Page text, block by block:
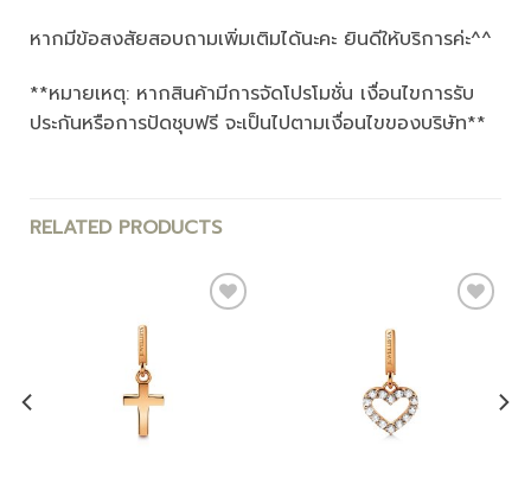
หากมีข้อสงสัยสอบถามเพิ่มเติมได้นะคะ ยินดีให้บริการค่ะ^^
**หมายเหตุ: หากสินค้ามีการจัดโปรโมชั่น เงื่อนไขการรับ
ประกันหรือการปัดชุบฟรี จะเป็นไปตามเงื่อนไขของบริษัท**
RELATED PRODUCTS